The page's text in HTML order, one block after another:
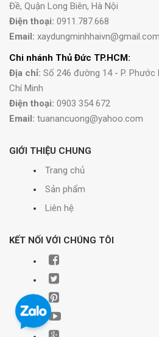
Đề, Quận Long Biên, Hà Nội
Điện thoại: 0911.787.668
Email: xaydungminhhaivn@gmail.com
Chi nhánh Thủ Đức TP.HCM:
Địa chỉ: Số 246 đường 14 - P.
Chí Minh
Điện thoại: 0903 354 672
Email: tuanancuong@yahoo.com
GIỚI THIỆU CHUNG
Trang chủ
Sản phẩm
Liên hệ
KẾT NỐI VỚI CHÚNG TÔI